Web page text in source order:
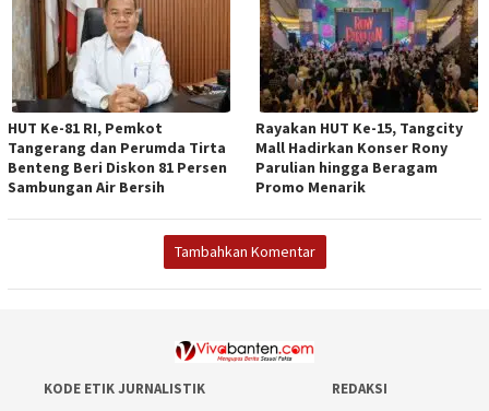
HUT Ke-81 RI, Pemkot
Tangerang dan Perumda Tirta
Benteng Beri Diskon 81 Persen
Sambungan Air Bersih
Rayakan HUT Ke-15, Tangcity
Mall Hadirkan Konser Rony
Parulian hingga Beragam
Promo Menarik
Tambahkan Komentar
KODE ETIK JURNALISTIK
REDAKSI